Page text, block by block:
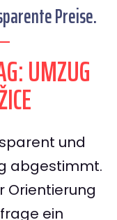
Preise.
UMZUG
und
abgestimmt.
Orientierung
ein